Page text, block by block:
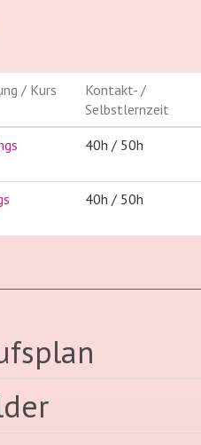
/ Kurs
Kontakt- /
Selbstlernzeit
40h / 50h
40h / 50h